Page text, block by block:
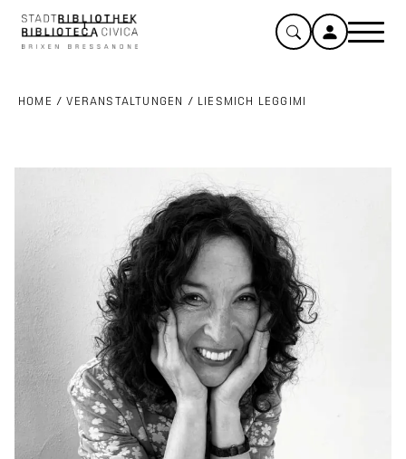
HOME /VERANSTALTUNGEN / LIESMICH LEGGIMI